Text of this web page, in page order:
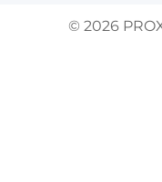
© 2026